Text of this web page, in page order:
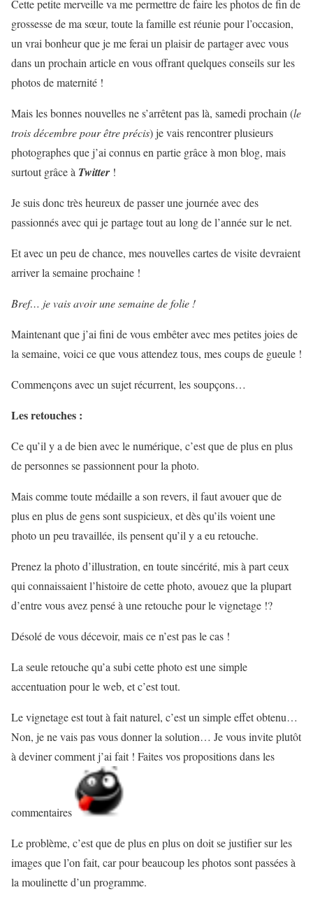
Cette petite merveille va me permettre de faire les photos de fin de
grossesse de ma sœur, toute la famille est réunie pour l’occasion,
un vrai bonheur que je me ferai un plaisir de partager avec vous
dans un prochain article en vous offrant quelques conseils sur les
photos de maternité !
Mais les bonnes nouvelles ne s’arrêtent pas là, samedi prochain (le
trois décembre pour être précis) je vais rencontrer plusieurs
photographes que j’ai connus en partie grâce à mon blog, mais
surtout grâce à Twitter !
Je suis donc très heureux de passer une journée avec des
passionnés avec qui je partage tout au long de l’année sur le net.
Et avec un peu de chance, mes nouvelles cartes de visite devraient
arriver la semaine prochaine !
Bref… je vais avoir une semaine de folie !
Maintenant que j’ai fini de vous embêter avec mes petites joies de
la semaine, voici ce que vous attendez tous, mes coups de gueule !
Commençons avec un sujet récurrent, les soupçons…
Les retouches :
Ce qu’il y a de bien avec le numérique, c’est que de plus en plus
de personnes se passionnent pour la photo.
Mais comme toute médaille a son revers, il faut avouer que de
plus en plus de gens sont suspicieux, et dès qu’ils voient une
photo un peu travaillée, ils pensent qu’il y a eu retouche.
Prenez la photo d’illustration, en toute sincérité, mis à part ceux
qui connaissaient l’histoire de cette photo, avouez que la plupart
d’entre vous avez pensé à une retouche pour le vignetage !?
Désolé de vous décevoir, mais ce n’est pas le cas !
La seule retouche qu’a subi cette photo est une simple
accentuation pour le web, et c’est tout.
Le vignetage est tout à fait naturel, c’est un simple effet obtenu…
Non, je ne vais pas vous donner la solution… Je vous invite plutôt
à deviner comment j’ai fait ! Faites vos propositions dans les
commentaires
Le problème, c’est que de plus en plus on doit se justifier sur les
images que l’on fait, car pour beaucoup les photos sont passées à
la moulinette d’un programme.